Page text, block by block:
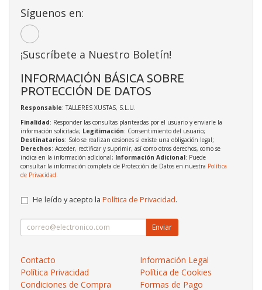
Síguenos en:
¡Suscríbete a Nuestro Boletín!
INFORMACIÓN BÁSICA SOBRE
PROTECCIÓN DE DATOS
Responsable: TALLERES XUSTAS, S.L.U.
Finalidad: Responder las consultas planteadas por el usuario y enviarle la
información solicitada; Legitimación: Consentimiento del usuario;
Destinatarios: Solo se realizan cesiones si existe una obligación legal;
Derechos: Acceder, rectificar y suprimir, así como otros derechos, como se
indica en la información adicional; Información Adicional: Puede
consultar la información completa de Protección de Datos en nuestra Política
de Privacidad
He leído y acepto la Política de Privacidad.
Enviar
Contacto
Información Legal
Política Privacidad
Política de Cookies
Condiciones de Compra
Formas de Pago